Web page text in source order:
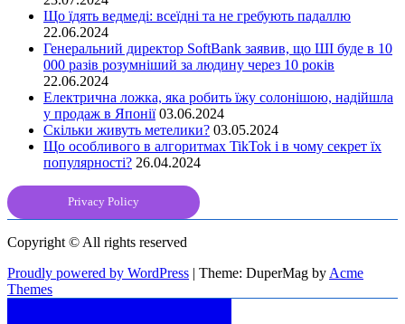
Що їдять ведмеді: всеїдні та не гребують падаллю
22.06.2024
Генеральний директор SoftBank заявив, що ШІ буде в 10
000 разів розумніший за людину через 10 років
22.06.2024
Електрична ложка, яка робить їжу солонішою, надійшла
у продаж в Японії 03.06.2024
Скільки живуть метелики? 03.05.2024
Що особливого в алгоритмах TikTok і в чому секрет їх
популярності? 26.04.2024
Privacy Policy
Copyright © All rights reserved
Proudly powered by WordPress | Theme: DuperMag by Acme
Themes